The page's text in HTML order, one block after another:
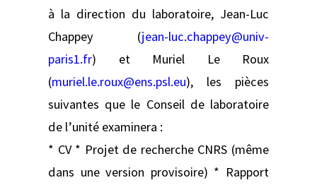
à la direction du laboratoire, Jean-Luc
Chappey (jean-luc.chappey@univ-
paris1.fr) et Muriel Le Roux
(muriel.le.roux@ens.psl.eu), les pièces
suivantes que le Conseil de laboratoire
de l’unité examinera :
* CV * Projet de recherche CNRS (même
dans une version provisoire) * Rapport